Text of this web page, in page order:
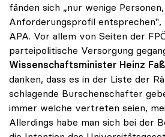
fänden sich „nur wenige
Anforderungsprofil entsprechen",
APA. Vor allem von Seiten der
parteipolitische Versorgung
Wissenschaftsminister Heinz
danken, dass es in der Liste der
schlagende Burschenschafter
immer welche vertreten seien,
Allerdings habe man sich bei der